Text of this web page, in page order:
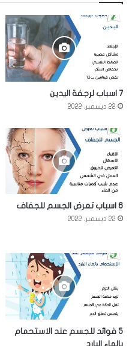
7 اسباب لرجفة اليدين
22 ديسمبر، 2022
6 اسباب تعرض الجسم للجفاف
22 ديسمبر، 2022
5 فوائد للجسم عند الاستحمام
بالماء البارد